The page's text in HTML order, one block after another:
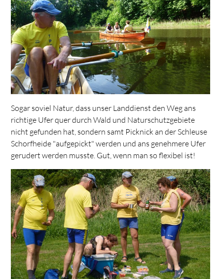
Sogar soviel Natur, dass unser Landdienst den Weg ans
richtige Ufer quer durch Wald und Naturschutzgebiete
nicht gefunden hat, sondern samt Picknick an der Schleuse
Schorfheide "aufgepickt" werden und ans genehmere Ufer
gerudert werden musste. Gut, wenn man so flexibel ist!